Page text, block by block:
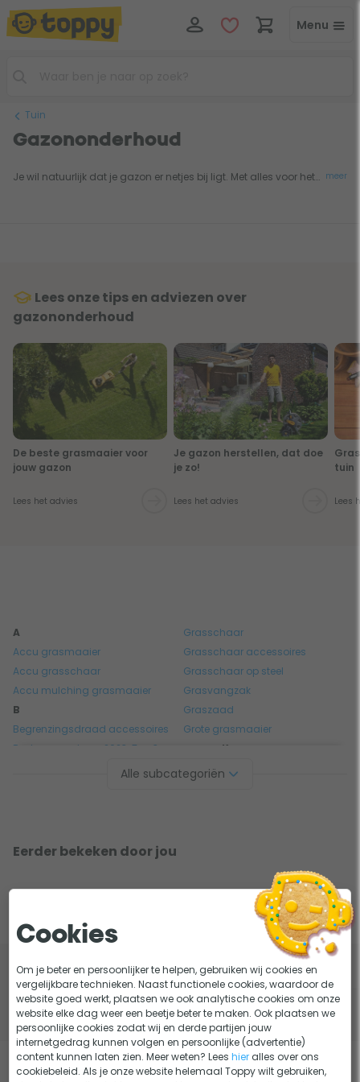
Menu
Tuin
Gazononderhoud
Je wil natuurlijk dat je gazon er netjes bij ligt. Met alles voor het onderhoud aan je gazon heb je dat zelf in de hand. Het juiste gereedschap maakt het maaien van je gras tot een simpele klus. Zo kun je met een meer
Lees onze tips en adviezen over
gazononderhoud
De beste grasmaaier voor
jouw gazon
Lees het advies
Je gazon herstellen, dat doe
je zo!
Lees het advies
tuin
Lees
A
Accu grasmaaier
Accu grasschaar
Accu mulching grasmaaier
B
Begrenzingsdraad accessoires
Beste grasschaar 2023: Top 3
Beste graszaad 2023: Top 8
Elektrische verticuteermachine
Garages
Gardena accu grasmaaier
Gardena ClassicCut
Gardena ComfortCut
Gardena elektrische grasmaaier
Gardena grasmaaier
Gardena grasschaar
Gardena kooimaaier
Grasschaar
Grasschaar accessoires
Grasschaar op steel
Grasvangzak
Graszaad
Grote grasmaaier
K
Kooimaaier
Robomow robotmaaier
Robomow robotmaaier
Robomow RT
Robotmaaier
Robotmaaier 100m²
Robotmaaier 200m²
Robotmaaier accessoires
Robotmaaier kanten maaien
Alle subcategoriën
Eerder bekeken door jou
Klantendienst
(-)
Cookies
Om je beter en persoonlijker te helpen, gebruiken wij cookies en
vergelijkbare technieken. Naast functionele cookies, waardoor de
website goed werkt, plaatsen we ook analytische cookies om onze
website elke dag weer een beetje beter te maken. Ook plaatsen we
persoonlijke cookies zodat wij en derde partijen jouw
internetgedrag kunnen volgen en persoonlijke (advertentie)
content kunnen laten zien. Meer weten? Leeshier alles over ons
cookiebeleid. Als je onze website helemaal Toppy wilt gebruiken,